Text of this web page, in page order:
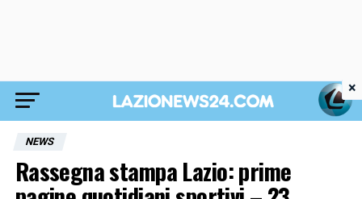
NEWS
Rassegna stampa Lazio: prime
×